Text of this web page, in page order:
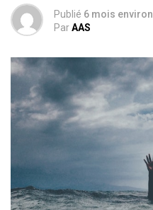
Publié 6 mois environ
ParAAS